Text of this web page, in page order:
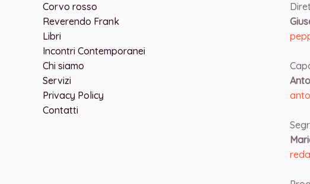
Corvo rosso
Reverendo Frank
Libri
Incontri Contemporanei
Chi siamo
Servizi
Privacy Policy
Contatti